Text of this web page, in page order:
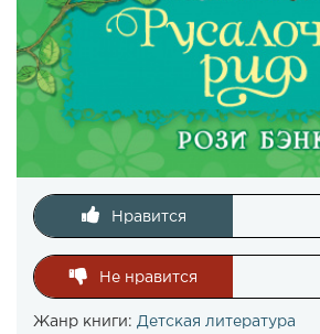
Нравится
Не нравится
Жанр книги: Детская литература